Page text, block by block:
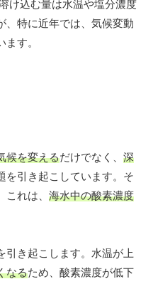
け込む量は水温や塩分濃度
、特に近年では、気候変動
す。
候を変えるだけでなく、 深
を引き起こしています。そ
れは、 海水中の酸素濃度
引き起こします。水温が上
なるため、酸素濃度が低下